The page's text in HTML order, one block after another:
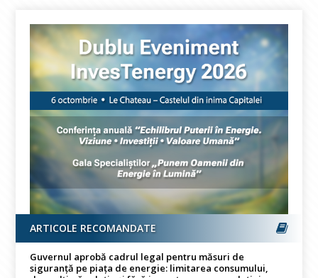
ARTICOLE RECOMANDATE
Guvernul aprobă cadrul legal pentru măsuri de
siguranță pe piața de energie: limitarea consumului,